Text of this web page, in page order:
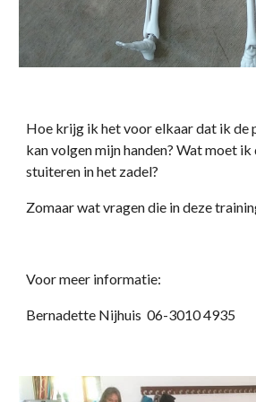
Hoe krijg ik het voor elkaar dat ik de
kan volgen mijn handen? Wat moet
stuiteren in het zadel?
Zomaar wat vragen die in deze
Voor meer informatie:
Bernadette Nijhuis  06-3010 4935